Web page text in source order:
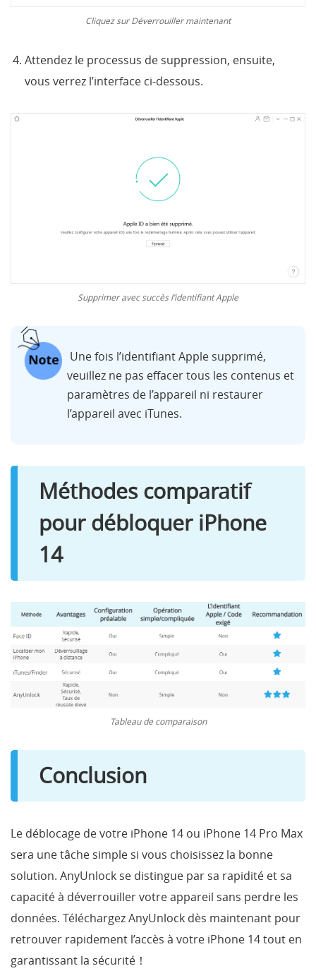
Cliquez sur Déverrouiller maintenant
Attendez le processus de suppression, ensuite,
vous verrez l’interface ci-dessous.
Supprimer avec succès l’identifiant Apple
Une fois l’identifiant Apple supprimé,
veuillez ne pas effacer tous les contenus et
paramètres de l’appareil ni restaurer
l’appareil avec iTunes.
Méthodes comparatif
pour débloquer iPhone
14
Tableau de comparaison
Conclusion
Le déblocage de votre iPhone 14 ou iPhone 14 Pro Max
sera une tâche simple si vous choisissez la bonne
solution. AnyUnlock se distingue par sa rapidité et sa
capacité à déverrouiller votre appareil sans perdre les
données. Téléchargez AnyUnlock dès maintenant pour
retrouver rapidement l’accès à votre iPhone 14 tout en
garantissant la sécurité！